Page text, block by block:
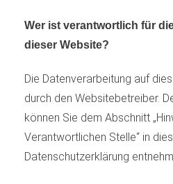
Wer ist verantwortlich für
dieser Website?
Die Datenverarbeitung auf
durch den Websitebetreiber.
können Sie dem Abschnitt
Verantwortlichen Stelle“ in
Datenschutzerklärung